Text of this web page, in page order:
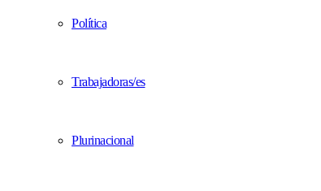
Política
Trabajadoras/es
Plurinacional